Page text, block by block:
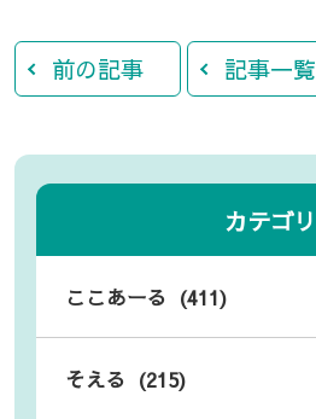
前の記事 記事一覧
カテゴリ
ここあーる (411)
そえる (215)